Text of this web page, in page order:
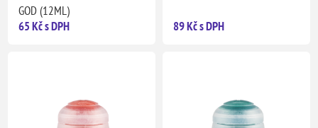
GOD (12ML)
65 Kč s DPH
89 Kč s DPH